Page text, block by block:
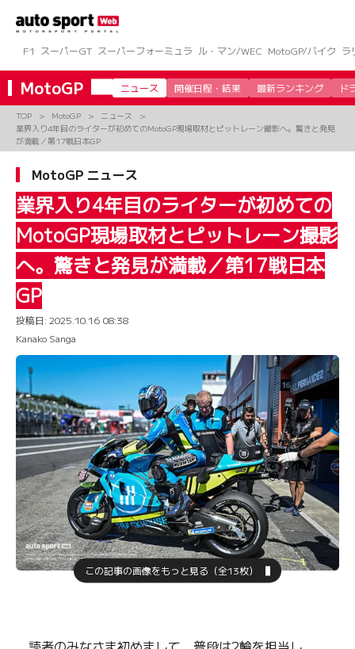
ツ
へ
ス
キ
F1 スーパーGT スーパーフォーミュラ ル・マン/WEC MotoGP/バイク ラ
MotoGP ニュース 開催日程・結果 最新ランキング ド
TOP MotoGP
ニュース
業界入り4年目のライターが初めてのMotoGP現場取材とピットレーン撮影へ。驚きと発見
が満載／第17戦日本GP
MotoGP ニュース
業界入り4年目のライターが初めての
MotoGP現場取材とピットレーン撮影
へ。驚きと発見が満載／第17戦日本
GP
投稿日: 2025.10.16 08:38
Kanako Sanga
この記事の画像をもっと見る（全13枚）